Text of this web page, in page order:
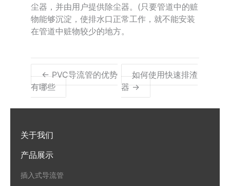
尘器，并由用户提供除尘器。(只要管道中的赃
物能够沉淀，使排水口正常工作，就不能安装
在管道中赃物较少的地方。
← PVC导流管的优势
有哪些
如何使用快速排渣
器 →
关于我们
产品展示
插入式导流管